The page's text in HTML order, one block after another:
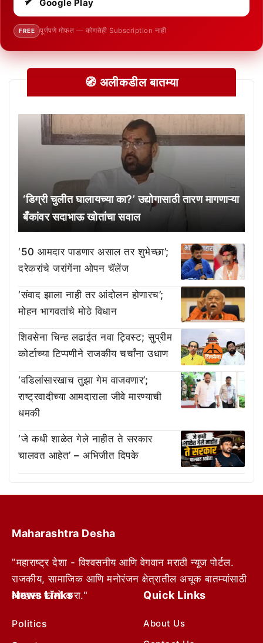
Google Play
FREE पूर्णपणे मोफत — कोणतेही Subscription नाही
🧭 अलीकडील बातम्या
‘डिग्री चुलीत घालायच्या का?’ उद्योगासाठी तारण मागणाऱ्या
बँकांवर सदाभाऊ खोतांचा सवाल
‘50 आमदार पाडणार असाल तर शुभेच्छा’;
दरेकरांचे जरांगेंना ओपन चॅलेंज
‘संवाद झाला नाही तर आंदोलन होणारच’;
मोहन भागवतांचे मोठे विधान
शिवसेना चिन्ह लढाईत नवा ट्विस्ट; सुप्रीम
कोर्टाच्या टिप्पणीने राजकीय चर्चांना उधाण
‘वडिलांसारखाच तुझा गेम वाजवणार’;
राष्ट्रवादीच्या आमदाराला जीवे मारण्याची
धमकी
‘जे कधी शाळेत गेले नाहीत ते सरकार
चालवत आहेत’ – अभिजीत दिपके
Maharashtra Desha
"महाराष्ट्र देशा - विश्वसनीय आणि वेगवान मराठी न्यूज पोर्टल.
राजकीय, सामाजिक आणि मनोरंजन क्षेत्रातील अचूक बातम्यांसाठी
आम्हाला फॉलो करा."
News Links
Politics
Quick Links
About Us